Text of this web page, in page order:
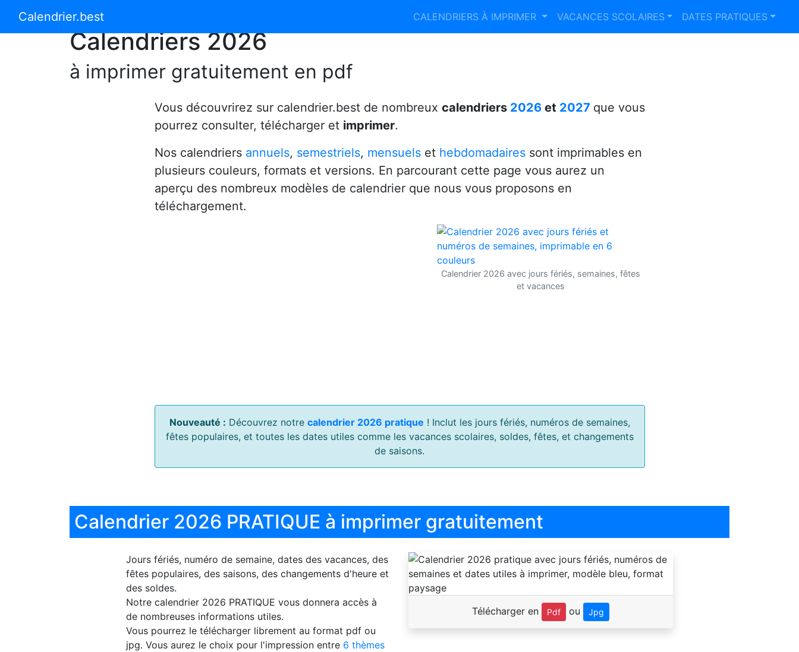
Calendrier.best CALENDRIERS À IMPRIMER VACANCES SCOLAIRES DATES PRATIQUES
Calendrier 2024 Calendrier 2027
Calendriers 2026
à imprimer gratuitement en pdf
Vous découvrirez sur calendrier.best de nombreux calendriers 2026et 2027 que vous
pourrez consulter, télécharger et imprimer.
Nos calendriers annuels, semestriels, mensuelset hebdomadairessont imprimables en
plusieurs couleurs, formats et versions. En parcourant cette page vous aurez un
aperçu des nombreux modèles de calendrier que nous vous proposons en
téléchargement.
Calendrier 2026 avec jours fériés, semaines, fêtes
et vacances
Nouveauté : Découvrez notre calendrier 2026 pratique ! Inclut les jours fériés, numéros de semaines,
fêtes populaires, et toutes les dates utiles comme les vacances scolaires, soldes, fêtes, et changements
de saisons.
Calendrier 2026 PRATIQUE à imprimer gratuitement
Jours fériés, numéro de semaine, dates des vacances, des
fêtes populaires, des saisons, des changements d'heure et
des soldes.
Notre calendrier 2026 PRATIQUE vous donnera accès à
de nombreuses informations utiles.
Vous pourrez le télécharger librement au format pdf ou
jpg. Vous aurez le choix pour l'impression entre 6 thèmes
Télécharger en Pdf ou Jpg